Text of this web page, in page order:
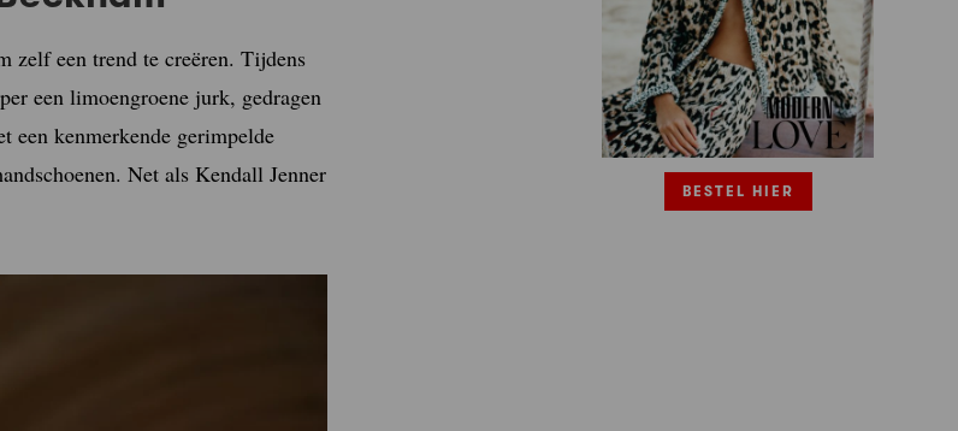
zelf een trend te creëren. Tijdens
een limoengroene jurk, gedragen
een kenmerkende gerimpelde
Net als Kendall Jenner
BESTEL HIER